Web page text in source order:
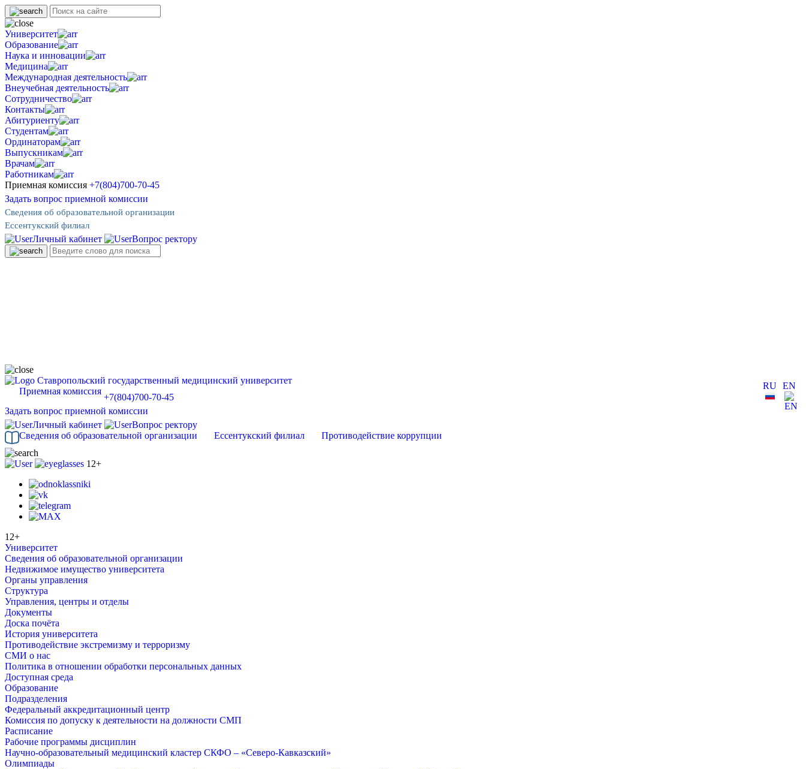
Университет
Образование
Наука и инновации
Медицина
Международная деятельность
Внеучебная деятельность
Сотрудничество
Контакты
Абитуриенту
Студентам
Ординаторам
Выпускникам
Врачам
Работникам
Приемная комиссия +7(804)700-70-45
Задать вопрос приемной комиссии
Сведения об образовательной организации
Ессентукский филиал
Личный кабинет Вопрос ректору
RU EN
Ставропольский государственный медицинский университет
Приемная комиссия
+7(804)700-70-45
Задать вопрос приемной комиссии
Личный кабинет
Вопрос ректору
Сведения об образовательной организации
Ессентукский филиал Противодействие коррупции
12+
12+
Университет
Сведения об образовательной организации
Недвижимое имущество университета
Органы управления
Структура
Управления, центры и отделы
Документы
Доска почёта
История университета
Противодействие экстремизму и терроризму
СМИ о нас
Политика в отношении обработки персональных данных
Доступная среда
Образование
Подразделения
Федеральный аккредитационный центр
Комиссия по допуску к деятельности на должности СМП
Расписание
Рабочие программы дисциплин
Научно-образовательный медицинский кластер СКФО – «Северо-Кавказский»
Олимпиады